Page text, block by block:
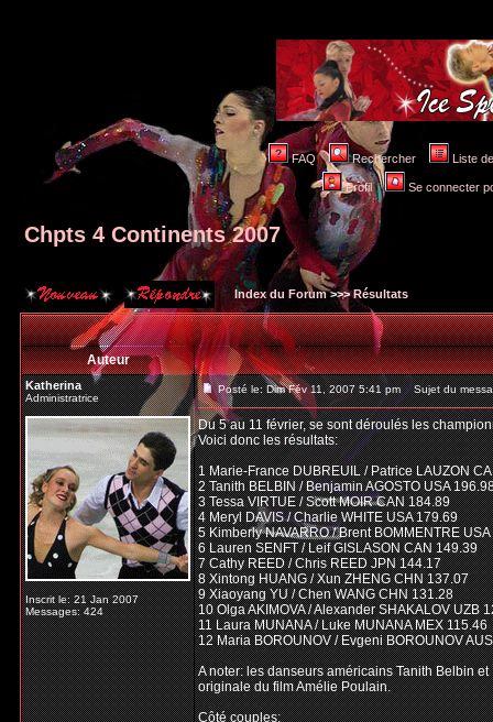
FAQ Rechercher Liste
Profil Se connecter
Chpts 4 Continents 2007
Index du Forum>>>Résultats
Auteur
Katherina
Administratrice
Inscrit le: 21 Jan 2007
Messages: 424
Posté le: Dim Fév 11, 2007 5:41 pm Sujet du
Du 5 au 11 février, se sont déroulés les
Voici donc les résultats:
1 Marie-France DUBREUIL / Patrice LAUZON
2 Tanith BELBIN / Benjamin AGOSTO USA
3 Tessa VIRTUE / Scott MOIR CAN 184.89
4 Meryl DAVIS / Charlie WHITE USA 179.69
5 Kimberly NAVARRO / Brent BOMMENTRE
6 Lauren SENFT / Leif GISLASON CAN 149.39
7 Cathy REED / Chris REED JPN 144.17
8 Xintong HUANG / Xun ZHENG CHN 137.07
9 Xiaoyang YU / Chen WANG CHN 131.28
10 Olga AKIMOVA / Alexander SHAKALOV UZB
11 Laura MUNANA / Luke MUNANA MEX 115.46
12 Maria BOROUNOV / Evgeni BOROUNOV
A noter: les danseurs américains Tanith Belbin
originale du film Amélie Poulain.
Côté couples: